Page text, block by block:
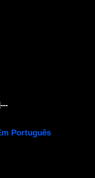
Português